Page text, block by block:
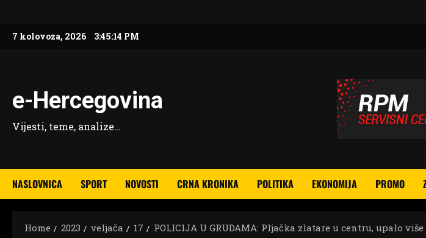
content
7 kolovoza, 2026 3:45:15 PM
e-Hercegovina
Vijesti, teme, analize…
NASLOVNICA SPORT NOVOSTI CRNA KRONIKA POLITIKA EKONOMIJA PROMO
Home 2023 veljača 17 POLICIJA U GRUDAMA: Pljačka zlatare u centru, upalo